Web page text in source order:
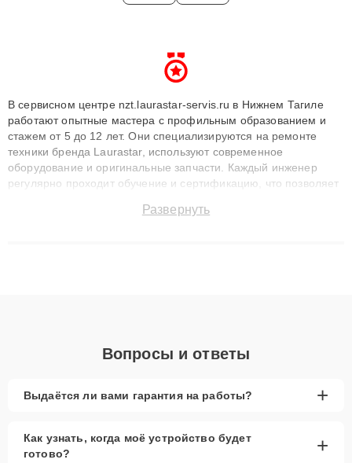
В сервисном центре nzt.laurastar-servis.ru в Нижнем Тагиле
работают опытные мастера с профильным образованием и
стажем от 5 до 12 лет. Они специализируются на ремонте
техники бренда Laurastar, используют современное
оборудование и оригинальные запчасти. Каждый инженер
регулярно проходит обучение и сертификацию, что позволяет
технику с сохранением гарантии до 3 лет. Наши мастера
Развернуть
Вопросы и ответы
Выдаётся ли вами гарантия на работы? +
Как узнать, когда моё устройство будет
готово?
+